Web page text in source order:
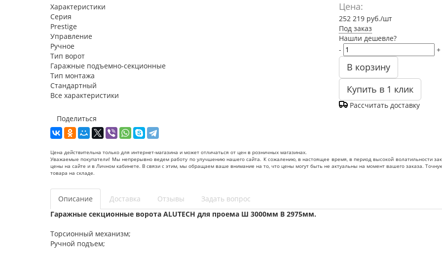
Характеристики
Серия
Prestige
Управление
Ручное
Тип ворот
Гаражные подъемно-секционные
Тип монтажа
Стандартный
Все характеристики
Цена:
252 219 руб./шт
Под заказ
Нашли дешевле?
-
+
В корзину
Купить в 1 клик
Рассчитать доставку
Поделиться
Цена действительна только для интернет-магазина и может отличаться от цен в розничных магазинах.
Уважаемые покупатели! Мы непрерывно ведем работу по улучшению нашего сайта. К сожалению, в настоящее время, в период высокой волатильности
цены на сайте и в Личном кабинете. В связи с этим, мы обращаем ваше внимание на то, что цены могут быть не актуальны на момент вашего заказа.
товара на складе.
Описание Доставка Отзывы
Задать вопрос
Гаражные секционные ворота ALUTECH для проема Ш 3000мм В 2975мм.
Торсионный механизм;
Ручной подъем;